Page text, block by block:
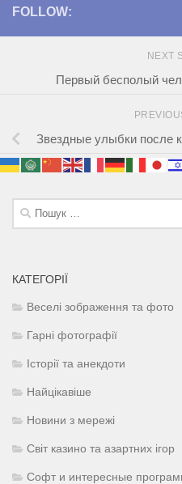
FOLLOW:
NEXT
Первый бесполый
Звездные улыбки после
Пошук:
КАТЕГОРІЇ
Веселі зображення та фото
Гарні фотографії
Історії та анекдоти
Найцікавіше
Новини з мережі
Світ казино та азартних ігор
Софт и интересные